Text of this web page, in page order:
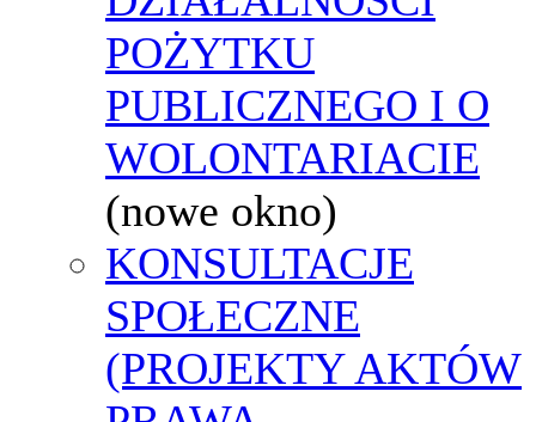
POŻYTKU
PUBLICZNEGO I O
WOLONTARIACIE
(nowe okno)
KONSULTACJE
SPOŁECZNE
(PROJEKTY AKTÓW